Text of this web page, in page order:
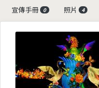
宣傳手冊 0 照片 4